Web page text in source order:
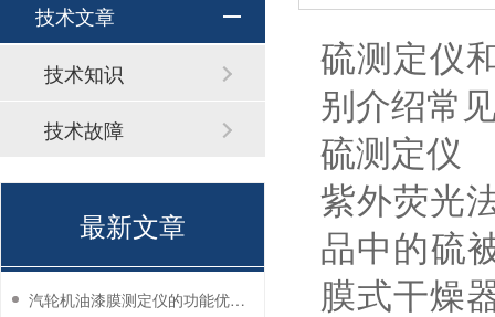
硫测定仪
别介绍常
硫测定仪
紫外荧光
品中的硫
膜式干燥
技术文章
技术知识
技术故障
最新文章
汽轮机油漆膜测定仪的功能优势有哪些？